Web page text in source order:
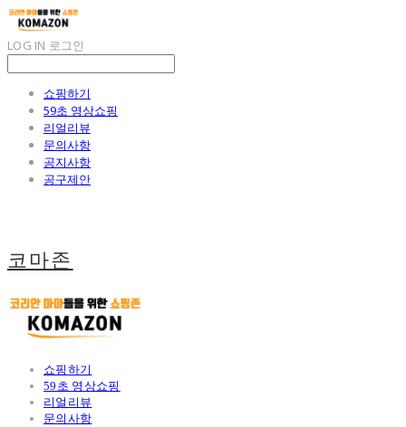
LOG IN 로그인
쇼핑하기
59초 영상쇼핑
리얼리뷰
문의사항
공지사항
공구제안
코마존
쇼핑하기
59초 영상쇼핑
리얼리뷰
문의사항